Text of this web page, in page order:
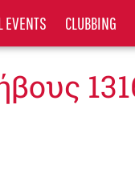
EVENTS CLUBBING